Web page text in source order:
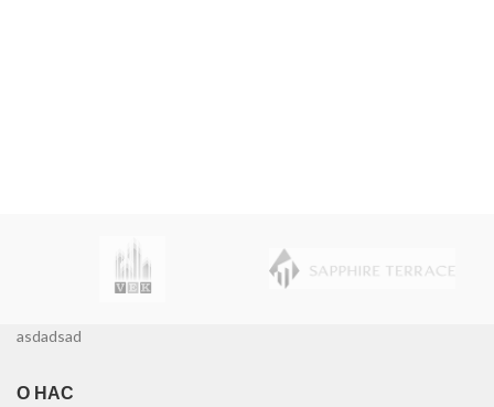
asdadsad
О НАС